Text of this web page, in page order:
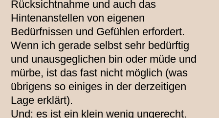
Rücksichtnahme und auch das
Hintenanstellen von eigenen
Bedürfnissen und Gefühlen erfordert.
Wenn ich gerade selbst sehr bedürftig
und unausgeglichen bin oder müde und
mürbe, ist das fast nicht möglich (was
übrigens so einiges in der derzeitigen
Lage erklärt).
Und: es ist ein klein wenig ungerecht.